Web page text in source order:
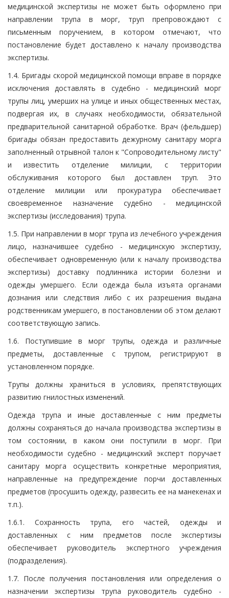
медицинской экспертизы не может быть оформлено при
направлении трупа в морг, труп препровождают с
письменным поручением, в котором отмечают, что
постановление будет доставлено к началу производства
экспертизы.
1.4. Бригады скорой медицинской помощи вправе в порядке
исключения доставлять в судебно - медицинский морг
трупы лиц, умерших на улице и иных общественных местах,
подвергая их, в случаях необходимости, обязательной
предварительной санитарной обработке. Врач (фельдшер)
бригады обязан предоставить дежурному санитару морга
заполненный отрывной талон к "Сопроводительному листу"
и известить отделение милиции, с территории
обслуживания которого был доставлен труп. Это
отделение милиции или прокуратура обеспечивает
своевременное назначение судебно - медицинской
экспертизы (исследования) трупа.
1.5. При направлении в морг трупа из лечебного учреждения
лицо, назначившее судебно - медицинскую экспертизу,
обеспечивает одновременную (или к началу производства
экспертизы) доставку подлинника истории болезни и
одежды умершего. Если одежда была изъята органами
дознания или следствия либо с их разрешения выдана
родственникам умершего, в постановлении об этом делают
соответствующую запись.
1.6. Поступившие в морг трупы, одежда и различные
предметы, доставленные с трупом, регистрируют в
установленном порядке.
Трупы должны храниться в условиях, препятствующих
развитию гнилостных изменений.
Одежда трупа и иные доставленные с ним предметы
должны сохраняться до начала производства экспертизы в
том состоянии, в каком они поступили в морг. При
необходимости судебно - медицинский эксперт поручает
санитару морга осуществить конкретные мероприятия,
направленные на предупреждение порчи доставленных
предметов (просушить одежду, развесить ее на манекенах и
т.п.).
1.6.1. Сохранность трупа, его частей, одежды и
доставленных с ним предметов после экспертизы
обеспечивает руководитель экспертного учреждения
(подразделения).
1.7. После получения постановления или определения о
назначении экспертизы трупа руководитель судебно -